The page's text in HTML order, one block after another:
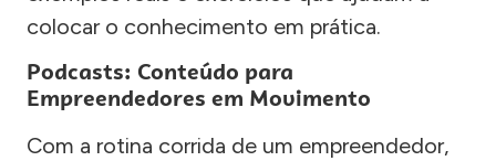
colocar o conhecimento em prática.
Podcasts: Conteúdo para
Empreendedores em Movimento
Com a rotina corrida de um empreendedor,